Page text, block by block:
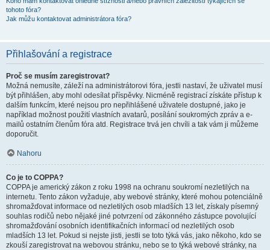
tohoto fóra?
Jak můžu kontaktovat administrátora fóra?
Přihlašování a registrace
Proč se musím zaregistrovat?
Možná nemusíte, záleží na administrátorovi fóra, jestli nastaví, že uživatel musí
být přihlášen, aby mohl odesílat příspěvky. Nicméně registrací získáte přístup k
dalším funkcím, které nejsou pro nepřihlášené uživatele dostupné, jako je
například možnost použití vlastních avatarů, posílání soukromých zpráv a e-
mailů ostatním členům fóra atd. Registrace trvá jen chvíli a tak vám ji můžeme
doporučit.
Nahoru
Co je to COPPA?
COPPA je americký zákon z roku 1998 na ochranu soukromí nezletilých na
internetu. Tento zákon vyžaduje, aby webové stránky, které mohou potenciálně
shromažďovat informace od nezletilých osob mladších 13 let, získaly písemný
souhlas rodičů nebo nějaké jiné potvrzení od zákonného zástupce povolující
shromažďování osobních identifikačních informací od nezletilých osob
mladších 13 let. Pokud si nejste jisti, jestli se toto týká vás, jako někoho, kdo se
zkouší zaregistrovat na webovou stránku, nebo se to týká webové stránky, na